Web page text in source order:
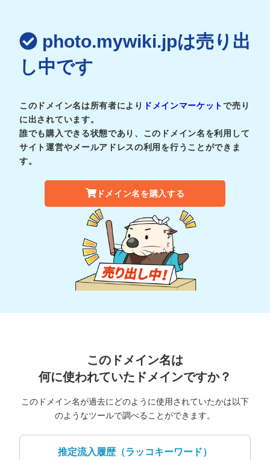
photo.mywiki.jpは売り出
し中です
このドメイン名は所有者により ドメインマーケットで売り
に出されています。
誰でも購入できる状態であり、このドメイン名を利用して
サイト運営やメールアドレスの利用を行うことができま
す。
ドメイン名を購入する
このドメイン名は
何に使われていたドメインですか？
このドメイン名が過去にどのように使用されていたかは以下
のようなツールで調べることができます。
推定流入履歴（ラッコキーワード）